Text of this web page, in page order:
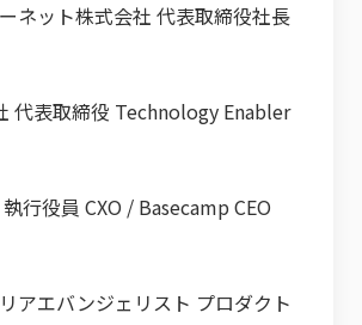
ネット株式会社 代表取締役社長
代表取締役 Technology Enabler
行役員 CXO / Basecamp CEO
アエバンジェリスト プロダクト